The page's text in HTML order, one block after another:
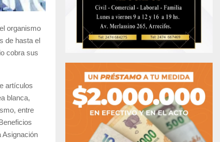
organismo
de hasta el
cobra sus
artículos
blanca,
entre
Beneficios
Asignación